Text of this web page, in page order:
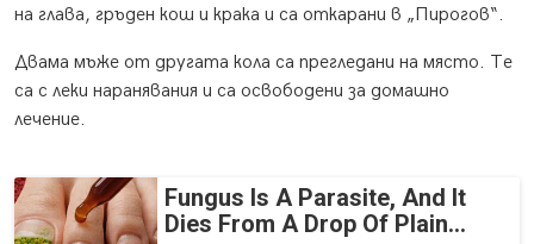
на глава, гръден кош и крака и са откарани в „Пирогов“.
Двама мъже от другата кола са прегледани на място. Те
са с леки наранявания и са освободени за домашно
лечение.
Fungus Is A Parasite, And It
Dies From A Drop Of Plain...